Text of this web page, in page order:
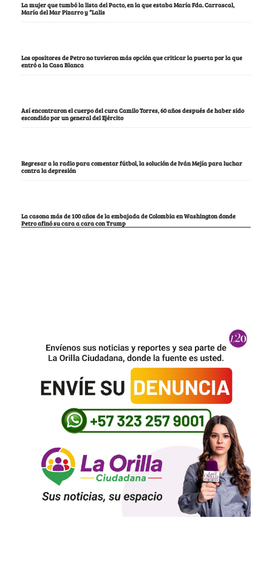
La mujer que tumbó la lista del Pacto, en la que estaba María Fda. Carrascal,
María del Mar Pizarro y “Lalis
Los opositores de Petro no tuvieron más opción que criticar la puerta por la que
entró a la Casa Blanca
Así encontraron el cuerpo del cura Camilo Torres, 60 años después de haber sido
escondido por un general del Ejército
Regresar a la radio para comentar fútbol, la solución de Iván Mejía para luchar
contra la depresión
La casona más de 100 años de la embajada de Colombia en Washington donde
Petro afinó su cara a cara con Trump